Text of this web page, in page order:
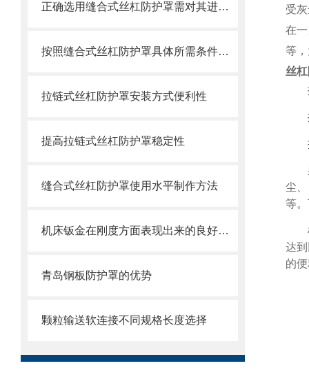
正确选用缝合式丝杠防护罩需对其进行风险评估
按照缝合式丝杠防护罩具体所需条件定制
拉链式丝杠防护罩安装方式便利性
提高拉链式丝杠防护罩稳定性
缝合式丝杠防护罩使用水平制作方法
机床钣金在刚度方面表现出来的良好特性
青岛钢板防护罩的优势
颗粒输送软连接不同规格长度选择
受
在
等
丝
尘
等
达
的